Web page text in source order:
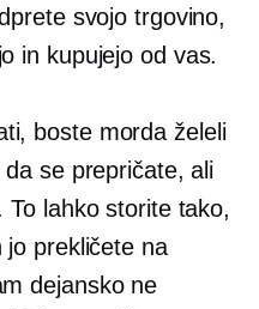
svojo trgovino,
in kupujejo od vas.
boste morda želeli
se prepričate, ali
lahko storite tako,
jo prekličete na
dejansko ne